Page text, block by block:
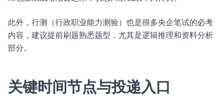
此外，行测（行政职业能力测验）也是很多央企笔试的必考
内容，建议提前刷题熟悉题型，尤其是逻辑推理和资料分析
部分。
关键时间节点与投递入口